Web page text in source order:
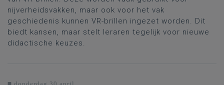
nijverheidsvakken, maar ook voor het vak
geschiedenis kunnen VR-brillen ingezet worden. Dit
biedt kansen, maar stelt leraren tegelijk voor nieuwe
didactische keuzes.